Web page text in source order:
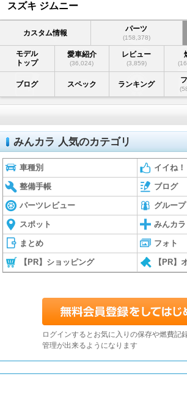
スズキ ジムニー
カスタム情報 パーツ
(158,378)
モデル
トップ
愛車紹介
(36,024)
レビュー
(3,859)
ブログ スペック ランキング
みんカラ 人気のカテゴリ
車種別 イイね！
整備手帳 ブログ
パーツレビュー グループ
スポット みんカラ
まとめ フォト
【PR】ショッピング 【PR】
ログインするとお気に入りの保存や燃費記
管理が出来るようになります